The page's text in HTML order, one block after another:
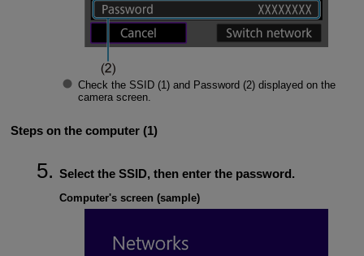
Check the SSID(1) and Password(2) displayed on the
camera screen.
Steps on the computer (1)
Select the SSID, then enter the password.
Computer's screen (sample)